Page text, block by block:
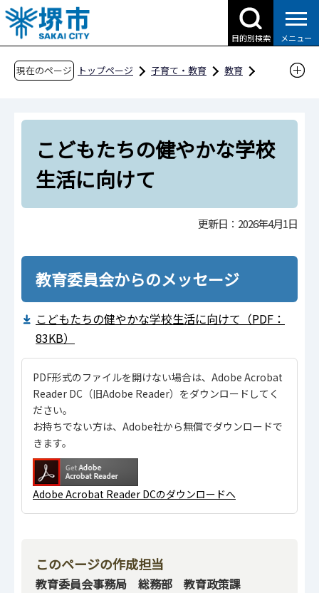
こ
の
ペ
目的別検索 メニュー
現在のページ トップページ 子育て・教育
教育
その他教育委員会からのお知らせ
こどもたちの健やかな学校生活に向けて
こどもたちの健やかな学校
生活に向けて
更新日：2026年4月1日
教育委員会からのメッセージ
こどもたちの健やかな学校生活に向けて（PDF：
83KB）
PDF形式のファイルを開けない場合は、Adobe Acrobat
Reader DC（旧Adobe Reader）をダウンロードしてく
ださい。
お持ちでない方は、Adobe社から無償でダウンロードで
きます。
Adobe Acrobat Reader DCのダウンロードへ
このページの作成担当
教育委員会事務局 総務部 教育政策課